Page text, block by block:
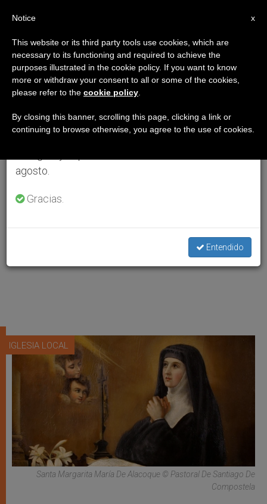
IGLESIA LOCAL
Santa Margarita María De Alacoque © Pastoral De Santiago De
Compostela
×
Aviso importante
Del 27 de julio al 7 de agosto haremos la pausa
anual, aprovechando que en el periodo de verano
se generan menos informaciones y también el
agosto.
Gracias.
Entendido
x
Notice
This website or its third party tools use cookies, which are
necessary to its functioning and required to achieve the
purposes illustrated in the cookie policy. If you want to know
more or withdraw your consent to all or some of the cookies,
please refer to the cookie policy
By closing this banner, scrolling this page, clicking a link or
continuing to browse otherwise, you agree to the use of cookies.